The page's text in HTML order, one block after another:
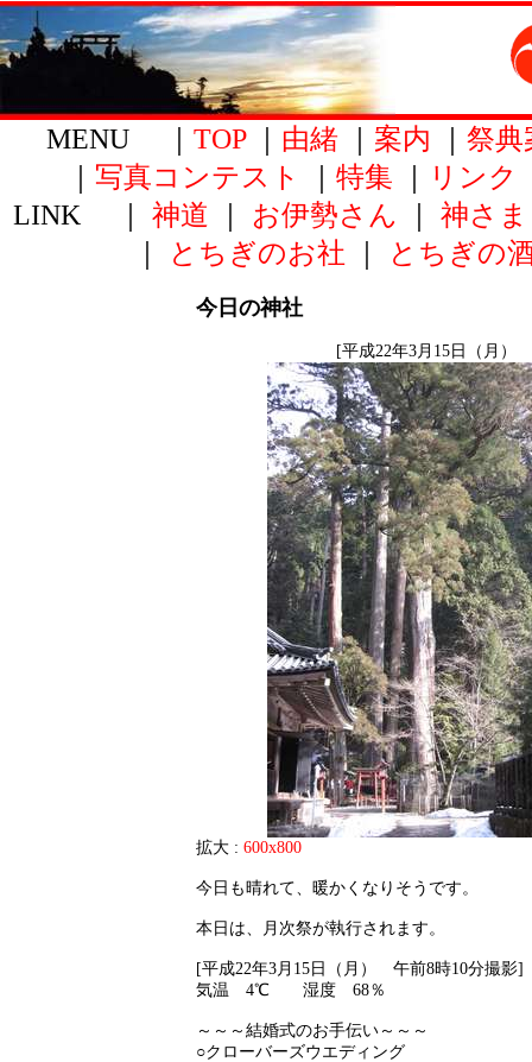
MENU ｜ TOP｜ 由緒 案内
祭典
写真コンテスト 特集 リンク
LINK ｜ 神道 お伊勢さん 神さま
とちぎのお社 とちぎの
今日の神社
[平成22年3月15日（月）
拡大 : 600x800
今日も晴れて、暖かくなりそうです。
本日は、月次祭が執行されます。
[平成22年3月15日（月） 午前8時10分撮影]
気温 4℃ 湿度 68％
～～～結婚式のお手伝い～～～
○クローバーズウエディング